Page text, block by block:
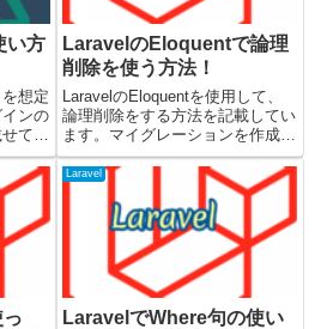
い方
想定
ンの
てい
て
のも
ック
し
LaravelのEloquentで論理
削除を使う方法！
LaravelのEloquentを使用して、
論理削除をする方法を記載してい
ます。マイグレーションを作成し
て、論理削除の設定を追加して、
実際に削除を試してみました。
Laravelのバージョン8で動作確認
しています。論理削除を含めたテ
ーブルをマ...
Laravel
LaravelでWhere句の使い